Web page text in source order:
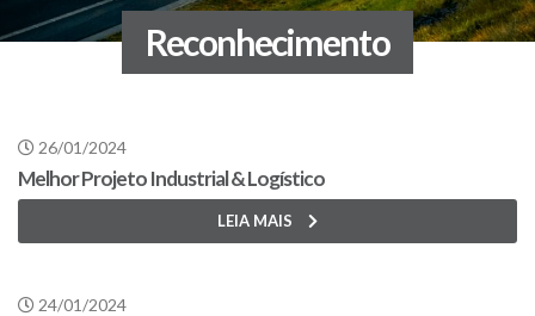
Reconhecimento
26/01/2024
Melhor Projeto Industrial & Logístico
LEIA MAIS
24/01/2024